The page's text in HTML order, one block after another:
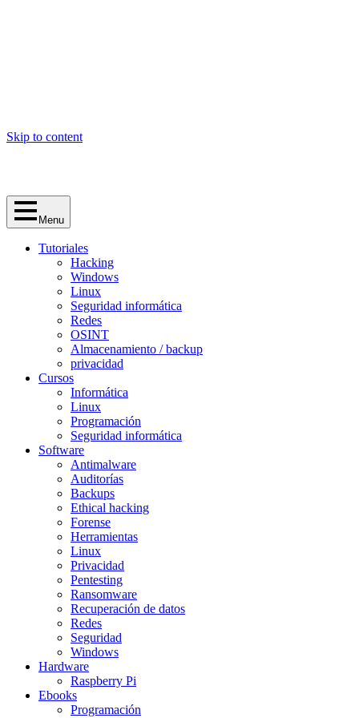
Skip to content
Menu
Tutoriales
Hacking
Windows
Linux
Seguridad informática
Redes
OSINT
Almacenamiento / backup
privacidad
Cursos
Informática
Linux
Programación
Seguridad informática
Software
Antimalware
Auditorías
Backups
Ethical hacking
Forense
Herramientas
Linux
Privacidad
Pentesting
Ransomware
Recuperación de datos
Redes
Seguridad
Windows
Hardware
Raspberry Pi
Ebooks
Programación